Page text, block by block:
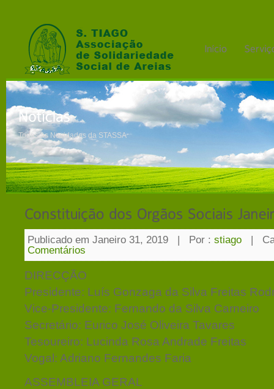
Todas as Novidades da STASSA
Publicado em Janeiro 31, 2019 | Por : stiago |
Comentários
DIRECÇÃO
Presidente: Luís Gonzaga da Silva Freitas
Vice-Presidente: Fernando da Silva Carneiro
Secretário: Eurico José Oliveira Tavares
Tesoureiro: Lucinda Rosa Andrade Freitas
Vogal: Adriano Fernandes Faria
ASSEMBLEIA GERAL